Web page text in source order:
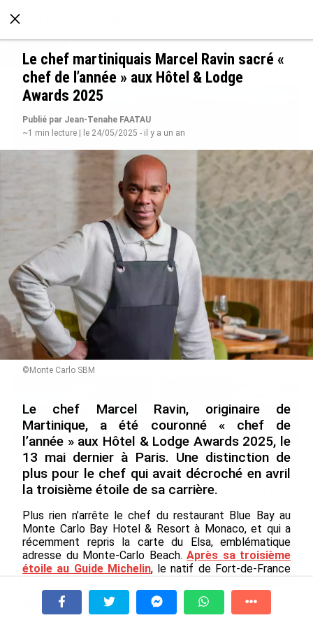
À LA UNE POLITIQUE ECONOMIE SOCIÉTÉ
SÉRIE. Histoire des chefs-lieux d’Outre-mer :
Nouméa, une capitale construite par le bagne,
le nickel et le Pacifique
le 08/08/2026
Rapport 2025 de l’Ifremer :
un engagement décisif dans
les Outre-mer
le 07/08/2026
De Messi à Trump :
l’expérience internationale
du Martiniquais Benoît Etinof
Luce en Martinique
le 07/08/2026
Foy entend participer au
développement tourist...
À la une Tv Radio A Propos
Le chef martiniquais Marcel Ravin sacré «
chef de l’année » aux Hôtel & Lodge
Awards 2025
Publié par Jean-Tenahe FAATAU
~1 min lecture | le 24/05/2025 - il y a un an
©Monte Carlo SBM
Le chef Marcel Ravin, originaire de
Martinique, a été couronné « chef de
l’année » aux Hôtel & Lodge Awards 2025, le
13 mai dernier à Paris. Une distinction de
plus pour le chef qui avait décroché en avril
la troisième étoile de sa carrière.
Plus rien n’arrête le chef du restaurant Blue Bay au
Monte Carlo Bay Hotel & Resort à Monaco, et qui a
récemment repris la carte du Elsa, emblématique
adresse du Monte-Carlo Beach. Après sa troisième
étoile au Guide Michelin, le natif de Fort-de-France
prestigieux Hôtel & Lodge Awards 2025.